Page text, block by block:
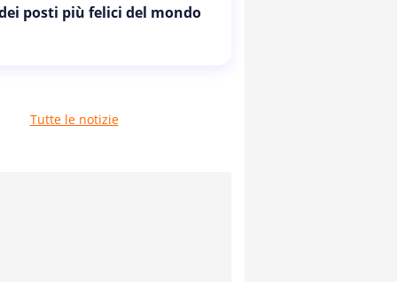
posti più felici del mondo
Tutte le notizie